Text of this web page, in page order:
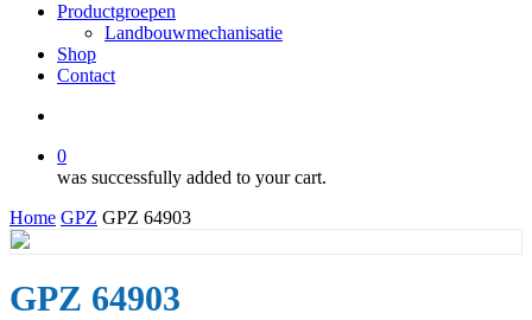
Productgroepen
Landbouwmechanisatie
Shop
Contact
0
was successfully added to your cart.
Home GPZ GPZ 64903
GPZ 64903